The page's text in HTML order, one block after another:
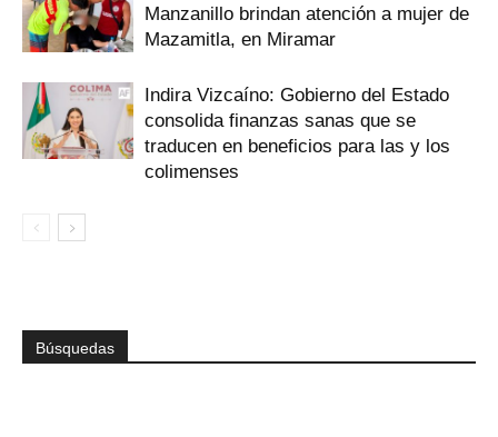
Manzanillo brindan atención a mujer de
Mazamitla, en Miramar
Indira Vizcaíno: Gobierno del Estado
consolida finanzas sanas que se
traducen en beneficios para las y los
colimenses
Búsquedas